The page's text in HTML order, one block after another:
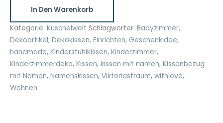
30cm
x
30cm,
40cm
x40cm
,
50cmx50
In Den Warenkorb
Kategorie: Kuschelwelt Schlagwörter: Babyzimmer,
Dekoartikel, Dekokissen, Einrichten, Geschenkidee,
handmade, Kinderstuhlkissen, Kinderzimmer,
Kinderzimmerdeko, Kissen, kissen mit namen, Kissenbezug
mit Namen, Namenskissen, Viktoriastraum, withlove,
Wohnen